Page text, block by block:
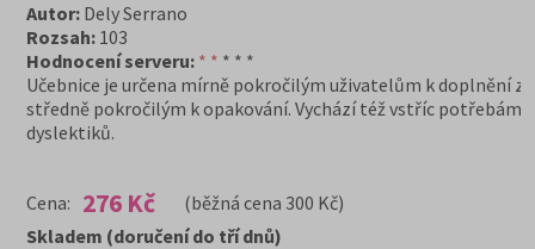
Autor: Dely Serrano
Rozsah: 103
Hodnocení serveru: * * * * *
Učebnice je určena mírně pokročilým uživatelům k doplnění
středně pokročilým k opakování. Vychází též vstříc potřebám
dyslektiků.
Cena: 276 Kč (běžná cena 300 Kč)
Skladem (doručení do tří dnů)